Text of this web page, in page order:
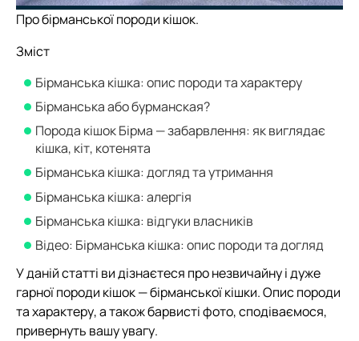
Про бірманської породи кішок.
Зміст
Бірманська кішка: опис породи та характеру
Бірманська або бурманская?
Порода кішок Бірма — забарвлення: як виглядає
кішка, кіт, котенята
Бірманська кішка: догляд та утримання
Бірманська кішка: алергія
Бірманська кішка: відгуки власників
Відео: Бірманська кішка: опис породи та догляд
У даній статті ви дізнаєтеся про незвичайну і дуже
гарної породи кішок — бірманської кішки. Опис породи
та характеру, а також барвисті фото, сподіваємося,
привернуть вашу увагу.